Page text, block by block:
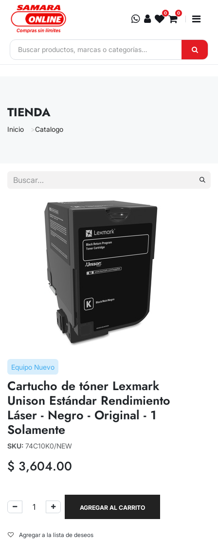
Ir al contenido
0 0
TIENDA
Inicio Catalogo
Equipo Nuevo
Cartucho de tóner Lexmark
Unison Estándar Rendimiento
Láser - Negro - Original - 1
Solamente
SKU: 74C10K0/NEW
$ 3,604.00
AGREGAR AL CARRITO
Agregar a la lista de deseos